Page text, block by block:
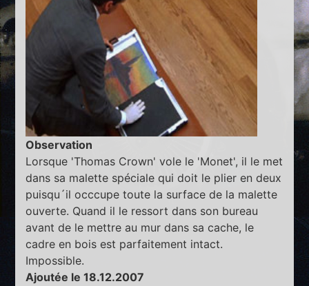
Observation
Lorsque 'Thomas Crown' vole le 'Monet', il le met
dans sa malette spéciale qui doit le plier en deux
puisqu´il occcupe toute la surface de la malette
ouverte. Quand il le ressort dans son bureau
avant de le mettre au mur dans sa cache, le
cadre en bois est parfaitement intact.
Impossible.
Ajoutée le 18.12.2007